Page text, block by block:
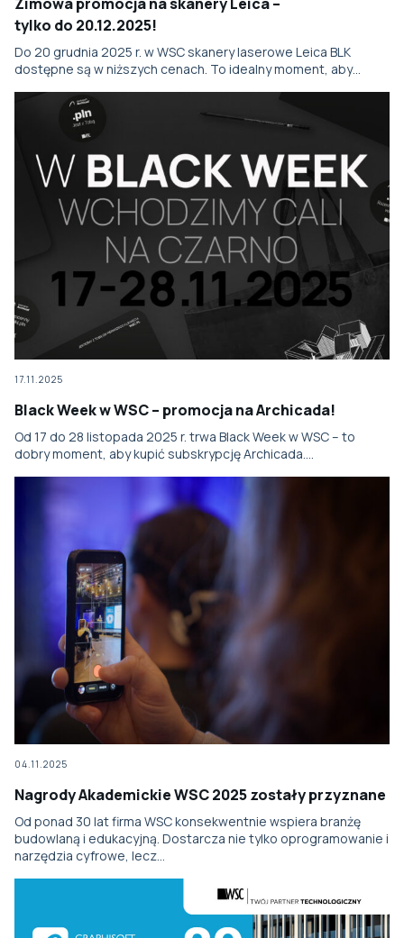
tylko do 20.12.2025!
Do 20 grudnia 2025 r. w WSC skanery laserowe Leica BLK
dostępne są w niższych cenach. To idealny moment, aby…
17.11.2025
Black Week w WSC – promocja na Archicada!
Od 17 do 28 listopada 2025 r. trwa Black Week w WSC – to
dobry moment, aby kupić subskrypcję Archicada….
04.11.2025
Nagrody Akademickie WSC 2025 zostały przyznane
Od ponad 30 lat firma WSC konsekwentnie wspiera branżę
budowlaną i edukacyjną. Dostarcza nie tylko oprogramowanie i
narzędzia cyfrowe, lecz…